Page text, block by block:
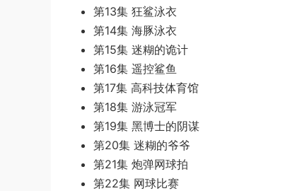
第13集 狂鲨泳衣
第14集 海豚泳衣
第15集 迷糊的诡计
第16集 遥控鲨鱼
第17集 高科技体育馆
第18集 游泳冠军
第19集 黑博士的阴谋
第20集 迷糊的爷爷
第21集 炮弹网球拍
第22集 网球比赛